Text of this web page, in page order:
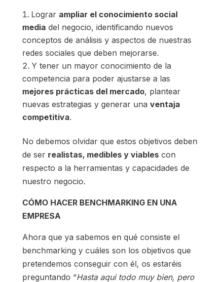
Lograr ampliar el conocimiento social
media del negocio, identificando nuevos
conceptos de análisis y aspectos de nuestras
redes sociales que deben mejorarse.
Y tener un mayor conocimiento de la
competencia para poder ajustarse a las
mejores prácticas del mercado, plantear
nuevas estrategias y generar una ventaja
competitiva.
No debemos olvidar que estos objetivos deben
de ser realistas, medibles y viablescon
respecto a la herramientas y capacidades de
nuestro negocio.
CÓMO HACER BENCHMARKING EN UNA
EMPRESA
Ahora que ya sabemos en qué consiste el
benchmarking y cuáles son los objetivos que
pretendemos conseguir con él, os estaréis
preguntando “Hasta aquí todo muy bien, pero